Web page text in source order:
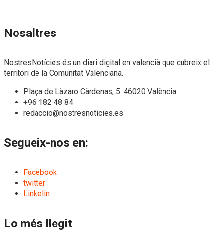
Nosaltres
NostresNotícies és un diari digital en valencià que cubreix el
territori de la Comunitat Valenciana.
Plaça de Làzaro Càrdenas, 5. 46020 València
+96 182 48 84
redaccio@nostresnoticies.es
Segueix-nos en:
Facebook
twitter
Linkelin
Lo més llegit